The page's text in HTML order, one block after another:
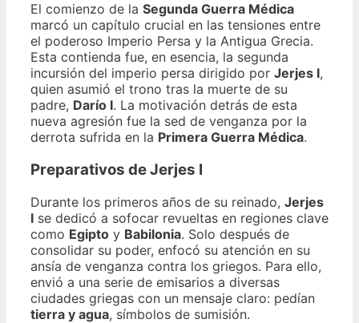
El comienzo de la Segunda Guerra Médica
marcó un capítulo crucial en las tensiones entre
el poderoso Imperio Persa y la Antigua Grecia.
Esta contienda fue, en esencia, la segunda
incursión del imperio persa dirigido por Jerjes I,
quien asumió el trono tras la muerte de su
padre, Darío I. La motivación detrás de esta
nueva agresión fue la sed de venganza por la
derrota sufrida en la Primera Guerra Médica.
Preparativos de Jerjes I
Durante los primeros años de su reinado, Jerjes
I se dedicó a sofocar revueltas en regiones clave
como Egipto y Babilonia. Solo después de
consolidar su poder, enfocó su atención en su
ansía de venganza contra los griegos. Para ello,
envió a una serie de emisarios a diversas
ciudades griegas con un mensaje claro: pedían
tierra y agua, símbolos de sumisión.